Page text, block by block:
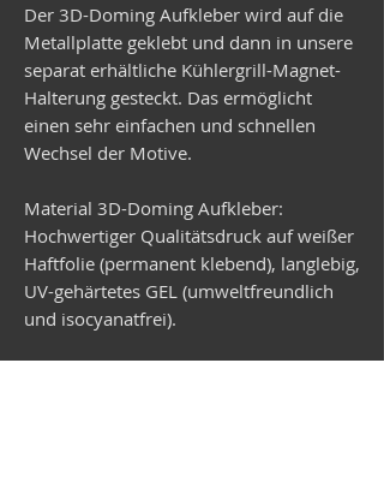
Der 3D-Doming Aufkleber wird auf die
Metallplatte geklebt und dann in unsere
separat erhältliche Kühlergrill-Magnet-
Halterung gesteckt. Das ermöglicht
einen sehr einfachen und schnellen
Wechsel der Motive.
Material 3D-Doming Aufkleber:
Hochwertiger Qualitätsdruck auf weißer
Haftfolie (permanent klebend), langlebig,
UV-gehärtetes GEL (umweltfreundlich
und isocyanatfrei).